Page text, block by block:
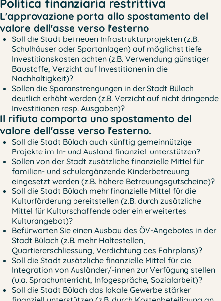
Politica finanziaria restrittiva
L'approvazione porta allo spostamento del
valore dell'asse verso l'esterno
Soll die Stadt bei neuen Infrastrukturprojekten (z.B.
Schulhäuser oder Sportanlagen) auf möglichst tiefe
Investitionskosten achten (z.B. Verwendung günstiger
Baustoffe, Verzicht auf Investitionen in die
Nachhaltigkeit)?
Sollen die Sparanstrengungen in der Stadt Bülach
deutlich erhöht werden (z.B. Verzicht auf nicht dringende
Investitionen resp. Ausgaben)?
Il rifiuto comporta uno spostamento del
valore dell'asse verso l'esterno.
Soll die Stadt Bülach auch künftig gemeinnützige
Projekte im In- und Ausland finanziell unterstützen?
Sollen von der Stadt zusätzliche finanzielle Mittel für
familien- und schulergänzende Kinderbetreuung
eingesetzt werden (z.B. höhere Betreuungsgutscheine)?
Soll die Stadt Bülach mehr finanzielle Mittel für die
Kulturförderung bereitstellen (z.B. durch zusätzliche
Mittel für Kulturschaffende oder ein erweitertes
Kulturangebot)?
Befürworten Sie einen Ausbau des ÖV-Angebotes in der
Stadt Bülach (z.B. mehr Haltestellen,
Quartiererschliessung, Verdichtung des Fahrplans)?
Soll die Stadt zusätzliche finanzielle Mittel für die
Integration von Ausländer/-innen zur Verfügung stellen
(u.a. Sprachunterricht, Infogespräche, Sozialarbeit)?
Soll die Stadt Bülach das lokale Gewerbe stärker